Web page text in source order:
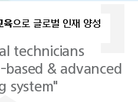
육으로 글로벌 인재 양성
technicians
& advanced
system"